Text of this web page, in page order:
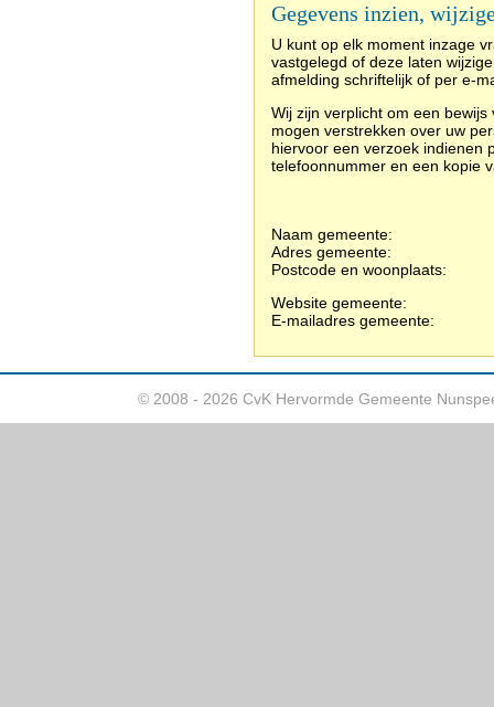
Gegevens inzien,
U kunt op elk moment inzage
vastgelegd of deze laten
afmelding schriftelijk of per e-
Wij zijn verplicht om een
mogen verstrekken over uw
hiervoor een verzoek indienen
telefoonnummer en een kopie
Naam gemeente:
Adres gemeente:
Postcode en woonplaats:
Website gemeente:
E-mailadres gemeente:
© 2008 - 2026 CvK Hervormde Gemeente